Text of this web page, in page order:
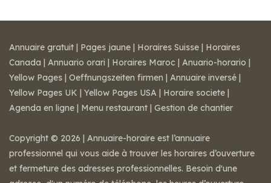
Annuaire gratuit | Pages jaune | Horaires Suisse | Horaires
Canada | Annuario orari | Horaires Maroc | Anuario-horario |
Yellow Pages | Oeffnungszeiten firmen | Annuaire inversé |
Yellow Pages UK | Yellow Pages USA | Horaire societe |
Agenda en ligne | Menu restaurant | Gestion de chantier
Copyright © 2026 | Annuaire-horaire est l’annuaire
professionnel qui vous aide à trouver les horaires d’ouverture
et fermeture des adresses professionnelles. Besoin d'une